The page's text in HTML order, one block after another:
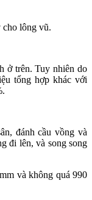
cho lông vũ.
ở trên. Tuy nhiên do
tổng hợp khác với
đánh cầu vồng và
đi lên, và song song
và không quá 990